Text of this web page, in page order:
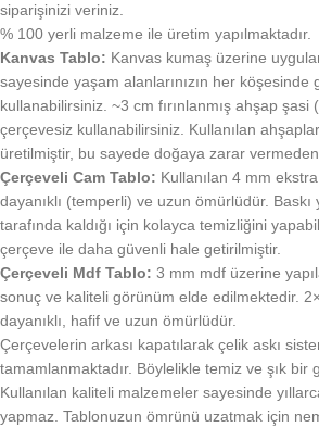
siparişinizi veriniz.
% 100 yerli malzeme ile üretim yapılmaktadır.
Kanvas Tablo: Kanvas kumaş üzerine
sayesinde yaşam alanlarınızın her köşesinde
kullanabilirsiniz. ~3 cm fırınlanmış ahşap şasi
çerçevesiz kullanabilirsiniz. Kullanılan
üretilmiştir, bu sayede doğaya zarar vermeden
Çerçeveli Cam Tablo: Kullanılan 4 mm
dayanıklı (temperli) ve uzun ömürlüdür. Baskı
tarafında kaldığı için kolayca temizliğini
çerçeve ile daha güvenli hale getirilmiştir.
Çerçeveli Mdf Tablo: 3 mm mdf üzerine
sonuç ve kaliteli görünüm elde edilmektedir.
dayanıklı, hafif ve uzun ömürlüdür.
Çerçevelerin arkası kapatılarak çelik askı
tamamlanmaktadır. Böylelikle temiz ve şık bir
Kullanılan kaliteli malzemeler sayesinde
yapmaz. Tablonuzun ömrünü uzatmak için